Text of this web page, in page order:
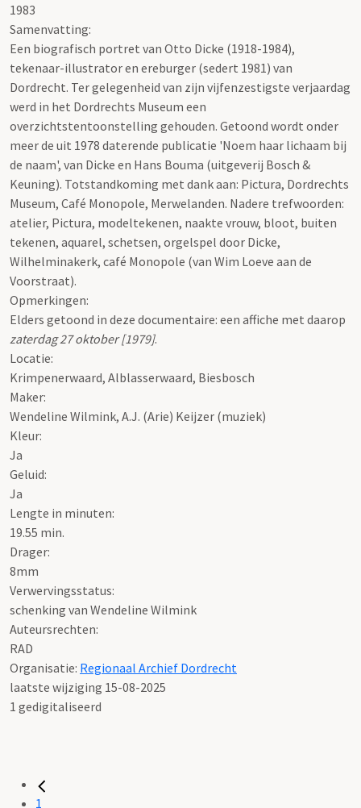
1983
Samenvatting:
Een biografisch portret van Otto Dicke (1918-1984),
tekenaar-illustrator en ereburger (sedert 1981) van
Dordrecht. Ter gelegenheid van zijn vijfenzestigste verjaardag
werd in het Dordrechts Museum een
overzichtstentoonstelling gehouden. Getoond wordt onder
meer de uit 1978 daterende publicatie 'Noem haar lichaam bij
de naam', van Dicke en Hans Bouma (uitgeverij Bosch &
Keuning). Totstandkoming met dank aan: Pictura, Dordrechts
Museum, Café Monopole, Merwelanden. Nadere trefwoorden:
atelier, Pictura, modeltekenen, naakte vrouw, bloot, buiten
tekenen, aquarel, schetsen, orgelspel door Dicke,
Wilhelminakerk, café Monopole (van Wim Loeve aan de
Voorstraat).
Opmerkingen:
Elders getoond in deze documentaire: een affiche met daarop
zaterdag 27 oktober [1979].
Locatie:
Krimpenerwaard, Alblasserwaard, Biesbosch
Maker:
Wendeline Wilmink, A.J. (Arie) Keijzer (muziek)
Kleur:
Ja
Geluid:
Ja
Lengte in minuten:
19.55 min.
Drager:
8mm
Verwervingsstatus:
schenking van Wendeline Wilmink
Auteursrechten:
RAD
Organisatie: Regionaal Archief Dordrecht
laatste wijziging 15-08-2025
1 gedigitaliseerd
1